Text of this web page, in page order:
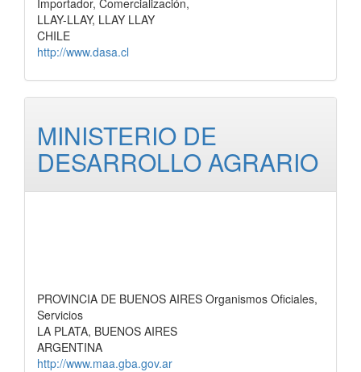
Importador, Comercialización,
LLAY-LLAY, LLAY LLAY
CHILE
http://www.dasa.cl
MINISTERIO DE
DESARROLLO AGRARIO
PROVINCIA DE BUENOS AIRES Organismos Oficiales,
Servicios
LA PLATA, BUENOS AIRES
ARGENTINA
http://www.maa.gba.gov.ar